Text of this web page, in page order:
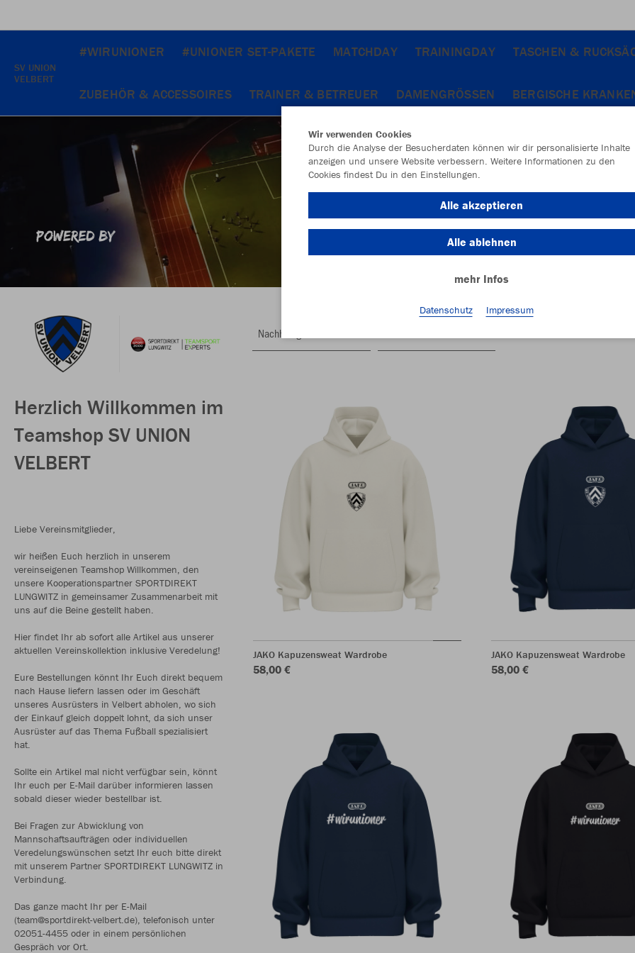
SV UNION
VELBERT
#WIRUNIONER #UNIONER SET-PAKETE MATCHDAY TRAININGDAY TASCHEN &
ZUBEHÖR & ACCESSOIRES TRAINER & BETREUER DAMENGRÖSSEN BERGISCHE
Herzlich Willkommen im
Teamshop SV UNION
VELBERT
Liebe Vereinsmitglieder,
wir heißen Euch herzlich in unserem
vereinseigenen Teamshop Willkommen, den
unsere Kooperationspartner SPORTDIREKT
LUNGWITZ in gemeinsamer Zusammenarbeit mit
uns auf die Beine gestellt haben.
Hier findet Ihr ab sofort alle Artikel aus unserer
aktuellen Vereinskollektion inklusive Veredelung!
Eure Bestellungen könnt Ihr Euch direkt bequem
nach Hause liefern lassen oder im Geschäft
unseres Ausrüsters in Velbert abholen, wo sich
der Einkauf gleich doppelt lohnt, da sich unser
Ausrüster auf das Thema Fußball spezialisiert
hat.
Sollte ein Artikel mal nicht verfügbar sein, könnt
Ihr euch per E-Mail darüber informieren lassen
sobald dieser wieder bestellbar ist.
Bei Fragen zur Abwicklung von
Mannschaftsaufträgen oder individuellen
Veredelungswünschen setzt Ihr euch bitte direkt
mit unserem Partner SPORTDIREKT LUNGWITZ in
Verbindung.
Das ganze macht Ihr per E-Mail
(team@sportdirekt-velbert.de), telefonisch unter
02051-4455 oder in einem persönlichen
Gespräch vor Ort.
Nachhaltig
JAKO Kapuzensweat Wardrobe
58,00 €
JAKO Kapuzensweat Wardrobe
58,00 €
Wir verwenden Cookies
Durch die Analyse der Besucherdaten können wir dir personalisierte Inhalte
anzeigen und unsere Website verbessern. Weitere Informationen zu den
Cookies findest Du in den Einstellungen.
Alle akzeptieren
Alle ablehnen
mehr Infos
Datenschutz Impressum